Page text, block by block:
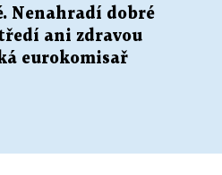
Nenahradí dobré
ani zdravou
eurokomisař